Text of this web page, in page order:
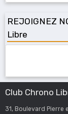
REJOIGNEZ
Libre
Club Chrono
31, Boulevard Pierre